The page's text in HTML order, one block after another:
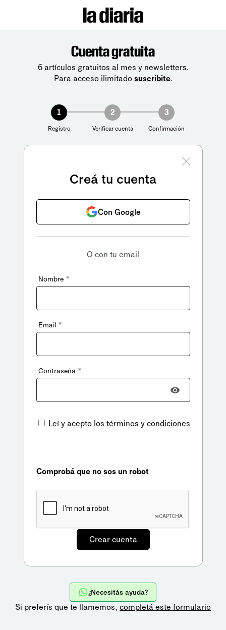
Cuenta gratuita
6 artículos gratuitos al mes y newsletters.
Para acceso ilimitado suscribite.
1
Registro
2
Verificar cuenta
3
Confirmación
Creá tu cuenta
Con Google
O con tu email
Nombre *
Email *
Contraseña *
Leí y acepto los términos y condiciones
Comprobá que no sos un robot
¿Necesitás ayuda?
Si preferís que te llamemos, completá este formulario